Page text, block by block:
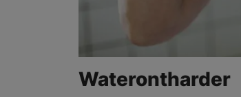
Waterontharder